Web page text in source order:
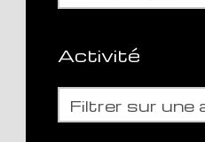
Activité
Activité
Activité